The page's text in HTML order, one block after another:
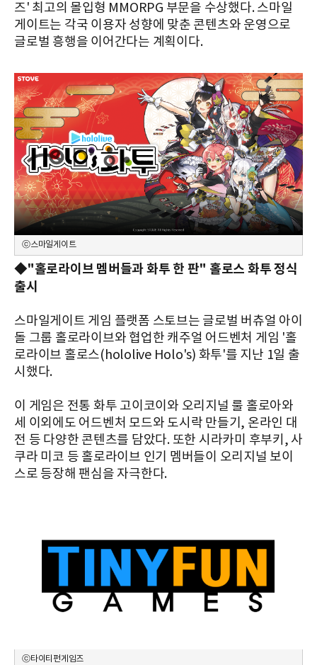
즈' 최고의 몰입형 MMORPG 부문을 수상했다. 스마일
게이트는 각국 이용자 성향에 맞춘 콘텐츠와 운영으로
글로벌 흥행을 이어간다는 계획이다.
ⓒ스마일게이트
◆"홀로라이브 멤버들과 화투 한 판" 홀로스 화투 정식
출시
스마일게이트 게임 플랫폼 스토브는 글로벌 버츄얼 아이
돌 그룹 홀로라이브와 협업한 캐주얼 어드벤처 게임 '홀
로라이브 홀로스(hololive Holo's) 화투'를 지난 1일 출
시했다.
이 게임은 전통 화투 고이코이와 오리지널 룰 홀로아와
세 이외에도 어드벤처 모드와 도시락 만들기, 온라인 대
전 등 다양한 콘텐츠를 담았다. 또한 시라카미 후부키, 사
쿠라 미코 등 홀로라이브 인기 멤버들이 오리지널 보이
스로 등장해 팬심을 자극한다.
ⓒ타이티펀게임즈